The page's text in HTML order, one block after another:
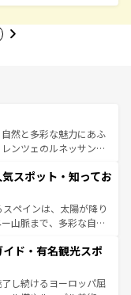
然と多彩な魅力にあふ
ンツェのルネッサンス
やアマルフィ海岸の絶
光の合間には、本場の
料理を堪能することも
、すべての瞬間を楽し
ンツ一覧を参照してほ
スポット・知ってお
ペインは、太陽が降り
山脈まで、多彩な自然
フラメンコ、熱気あふ
生活の一部となってい
囲気や、バルセロナの
ド・有名観光スポ
し続けるヨーロッパ屈